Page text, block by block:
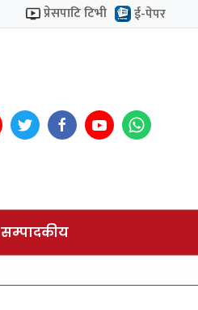
प्रेसपाटि टिभी ई-पेपर
सम्पादकीय